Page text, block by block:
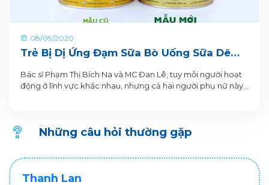
08/09/2020
Trẻ Bị Dị Ứng Đạm Sữa Bò Uống Sữa Dê
Được Không. Chuyên Gia Giải Đáp
Bác sĩ Phạm Thị Bích Na và MC Đan Lê, tuy mỗi người hoạt
động ở lĩnh vực khác nhau, nhưng cả hai người phụ nữ này
dị ứng đạm sữa bò.
Những câu hỏi thường gặp
Thanh Lan